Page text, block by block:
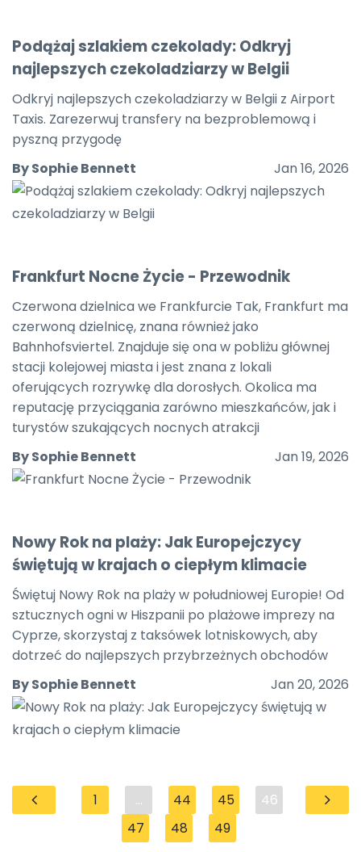
Podążaj szlakiem czekolady: Odkryj
najlepszych czekoladziarzy w Belgii
Odkryj najlepszych czekoladziarzy w Belgii z Airport
Taxis. Zarezerwuj transfery na bezproblemową i
pyszną przygodę
By Sophie Bennett
Jan 16, 2026
Frankfurt Nocne Życie - Przewodnik
Czerwona dzielnica we Frankfurcie Tak, Frankfurt ma
czerwoną dzielnicę, znana również jako
Bahnhofsviertel. Znajduje się ona w pobliżu głównej
stacji kolejowej miasta i jest znana z lokali
oferujących rozrywkę dla dorosłych. Okolica ma
reputację przyciągania zarówno mieszkańców, jak i
turystów szukających nocnych atrakcji
By Sophie Bennett
Jan 19, 2026
Nowy Rok na plaży: Jak Europejczycy
świętują w krajach o ciepłym klimacie
Świętuj Nowy Rok na plaży w południowej Europie! Od
sztucznych ogni w Hiszpanii po plażowe imprezy na
Cyprze, skorzystaj z taksówek lotniskowych, aby
dotrzeć do najlepszych przybrzeżnych obchodów
By Sophie Bennett
Jan 20, 2026
1 ... 44 45
46
47
48 49